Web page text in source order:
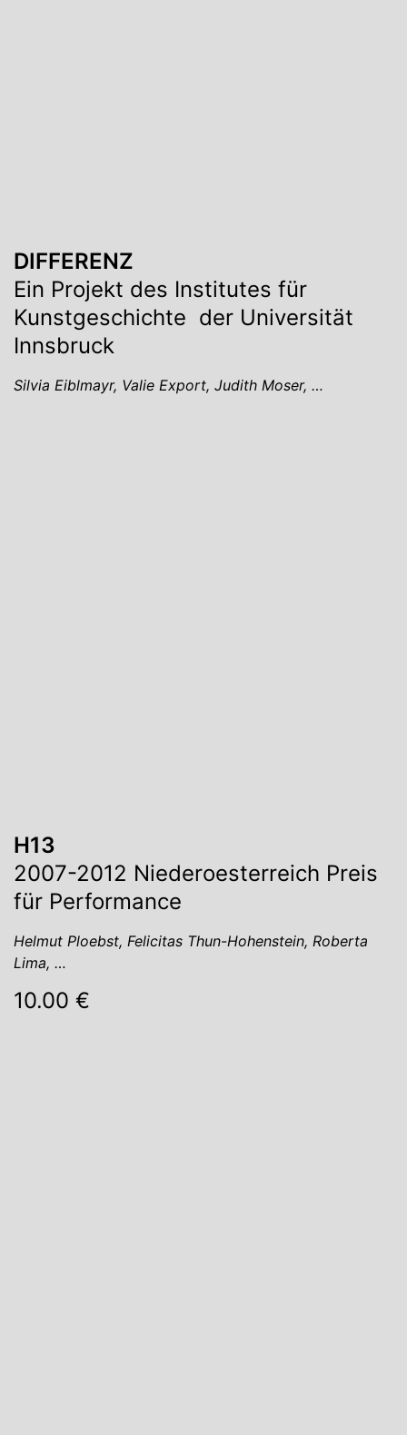
DIFFERENZ
Ein Projekt des Institutes für
Kunstgeschichte der Universität
Innsbruck
Silvia Eiblmayr, Valie Export, Judith Moser, …
H13
2007-2012 Niederoesterreich Preis
für Performance
Helmut Ploebst, Felicitas Thun-Hohenstein, Roberta
Lima, …
10.00 €